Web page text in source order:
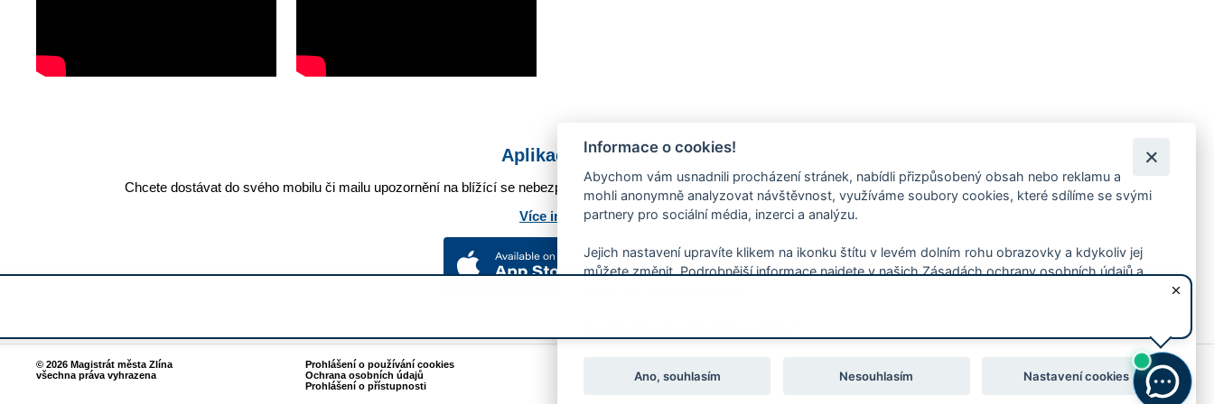
Aplikace Mobilní rozhlas
Chcete dostávat do svého mobilu či mailu upozornění na blížící se nebezpečí, odstávky, poruchy a výpadky energií, ankety, pozvánky na kulturní a sportovní akce?
Více informací o aplikaci
© 2026 Magistrát města Zlína
všechna práva vyhrazena
Prohlášení o používání cookies
Ochrana osobních údajů
Prohlášení o přístupnosti
webmaster@zlin.eu
Informace o cookies!
Abychom vám usnadnili procházení stránek, nabídli přizpůsobený obsah nebo reklamu a
mohli anonymně analyzovat návštěvnost, využíváme soubory cookies, které sdílíme se svými
partnery pro sociální média, inzerci a analýzu.
Jejich nastavení upravíte klikem na ikonku štítu v levém dolním rohu obrazovky a kdykoliv jej
můžete změnit. Podrobnější informace najdete v našich Zásadách ochrany osobních údajů a
Ano, souhlasím Nesouhlasím Nastavení cookies